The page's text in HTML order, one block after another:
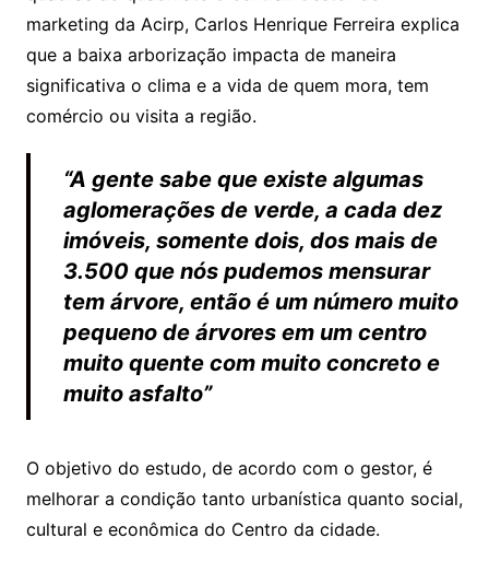
marketing da Acirp, Carlos Henrique Ferreira explica
que a baixa arborização impacta de maneira
significativa o clima e a vida de quem mora, tem
comércio ou visita a região.
“A gente sabe que existe algumas
aglomerações de verde, a cada dez
imóveis, somente dois, dos mais de
3.500 que nós pudemos mensurar
tem árvore, então é um número muito
pequeno de árvores em um centro
muito quente com muito concreto e
muito asfalto”
O objetivo do estudo, de acordo com o gestor, é
melhorar a condição tanto urbanística quanto social,
cultural e econômica do Centro da cidade.